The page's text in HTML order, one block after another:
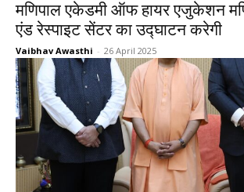
मणिपाल एकेडमी ऑफ हायर एजुकेशन
एंड रेस्पाइट सेंटर का उद्घाटन करेगी
Vaibhav Awasthi - 26 April 2025